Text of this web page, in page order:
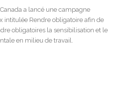
a lancé une campagne
intitulée Rendre obligatoire afin de
obligatoires la sensibilisation et le
en milieu de travail.